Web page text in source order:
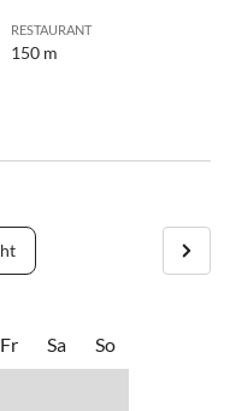
RESTAURANT
150 m
Fr Sa So